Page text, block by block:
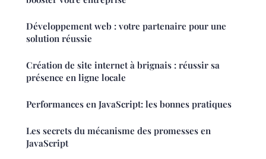
Développement web : votre partenaire pour une
solution réussie
Création de site internet à brignais : réussir sa
présence en ligne locale
Performances en JavaScript: les bonnes pratiques
Les secrets du mécanisme des promesses en
JavaScript